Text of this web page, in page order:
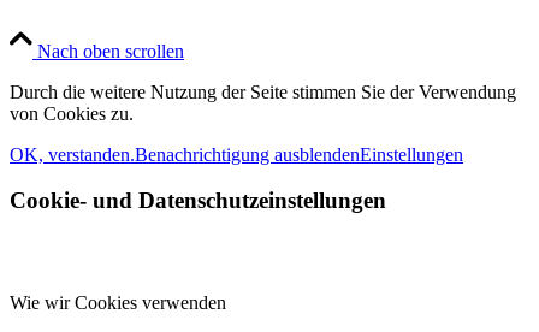
Nach oben scrollen
Durch die weitere Nutzung der Seite stimmen Sie der Verwendung
von Cookies zu.
OK, verstanden.Benachrichtigung ausblendenEinstellungen
Cookie- und Datenschutzeinstellungen
Wie wir Cookies verwenden